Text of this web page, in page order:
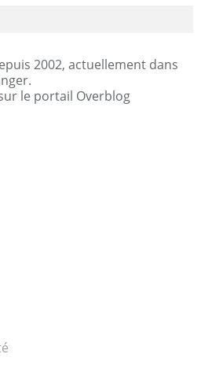
2002, actuellement dans
le portail Overblog